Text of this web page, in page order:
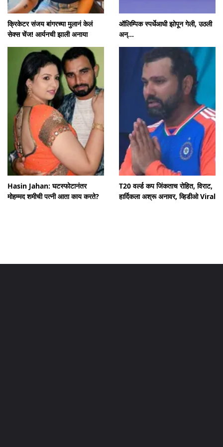
क्रिकेटर संजय बांगरच्या मुलानं केलं
सेक्स चेंज! आर्यनची झाली अनाया
ऑलिम्पिक स्पर्धेआधी झोपून गेली, उठली
अन्...
Hasin Jahan: घटस्फोटानंतर
मोहम्मद शमीची पत्नी आता काय करते?
T20 वर्ल्ड कप जिंकताच रोहित, विराट,
हार्दिकला अश्रू अनावर, व्हिडीओ Viral